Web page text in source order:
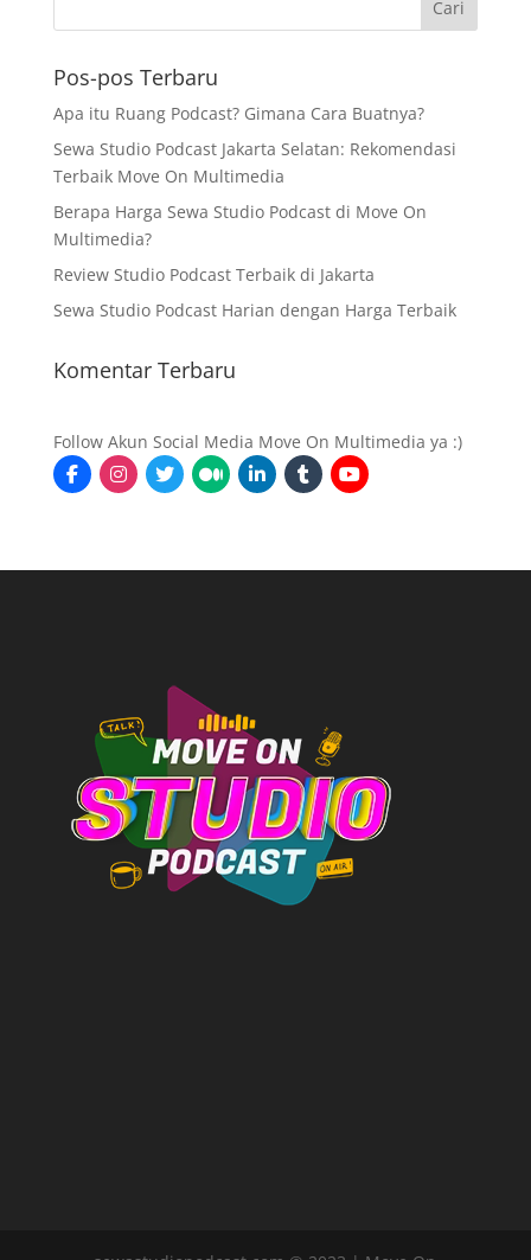
Pos-pos Terbaru
Apa itu Ruang Podcast? Gimana Cara Buatnya?
Sewa Studio Podcast Jakarta Selatan: Rekomendasi
Terbaik Move On Multimedia
Berapa Harga Sewa Studio Podcast di Move On
Multimedia?
Review Studio Podcast Terbaik di Jakarta
Sewa Studio Podcast Harian dengan Harga Terbaik
Komentar Terbaru
Follow Akun Social Media Move On Multimedia ya :)